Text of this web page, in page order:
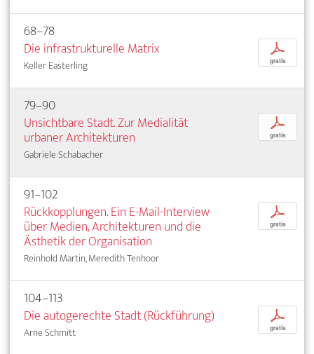
68–78
Die infrastrukturelle Matrix
Keller Easterling
p
gratis
79–90
Unsichtbare Stadt. Zur Medialität
urbaner Architekturen
Gabriele Schabacher
p
gratis
91–102
Rückkopplungen. Ein E-Mail-Interview
über Medien, Architekturen und die
Ästhetik der Organisation
Reinhold Martin, Meredith Tenhoor
p
gratis
104–113
Die autogerechte Stadt (Rückführung)
Arne Schmitt
p
gratis